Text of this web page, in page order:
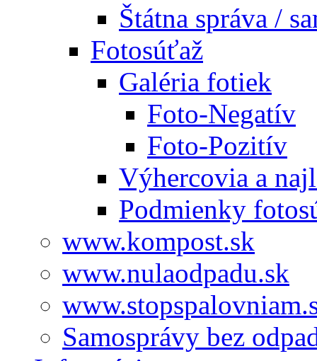
Štátna správa /
Fotosúťaž
Galéria fotiek
Foto-Negatív
Foto-Pozitív
Výhercovia a
Podmienky
www.kompost.sk
www.nulaodpadu.sk
Samosprávy bez